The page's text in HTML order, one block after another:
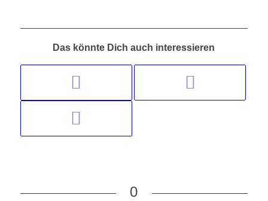
Das könnte Dich auch interessieren
0